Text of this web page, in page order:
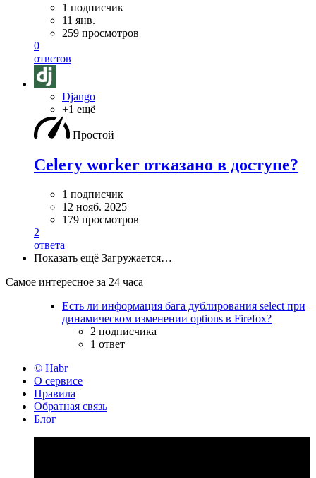
1 подписчик
11 янв.
259 просмотров
0
ответов
Django
+1 ещё
Простой
Celery worker отказано в доступе?
1 подписчик
12 нояб. 2025
179 просмотров
2
ответа
Показать ещё Загружается…
Самое интересное за 24 часа
Есть ли информация бага дублирования select при
динамическом изменении options в Firefox?
2 подписчика
1 ответ
© Habr
О сервисе
Правила
Обратная связь
Блог